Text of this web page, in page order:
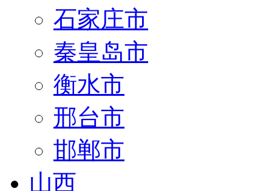
石家庄市
秦皇岛市
衡水市
邢台市
邯郸市
山西